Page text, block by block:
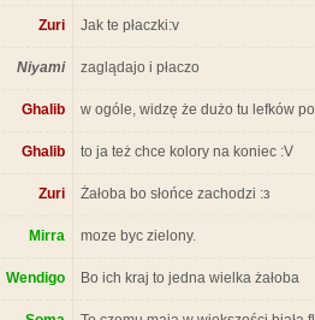
Zuri Jak te płaczki:v
Niyami zaglądajo i płaczo
Ghalib w ogóle, widzę że dużo tu lefków
Ghalib to ja też chce kolory na koniec :V
Zuri Żałoba bo słońce zachodzi :з
Mirra moze byc zielony.
Wendigo Bo ich kraj to jedna wielka żałoba